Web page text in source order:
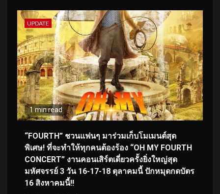
UPDATE
1 min read
“FOURTH” ชวนแฟนๆ มาร่วมเก็บโมเมนต์สุด
พิเศษ! ที่จะทำให้ทุกคนต้องร้อง “OH MY FOURTH
CONCERT” งานคอนเสิร์ตเดี่ยวครั้งยิ่งใหญ่สุด
มหัศจรรย์ 3 วัน 16-17-18 ตุลาคมนี้ ปักหมุดกดบัตร
16 สิงหาคมนี้!!